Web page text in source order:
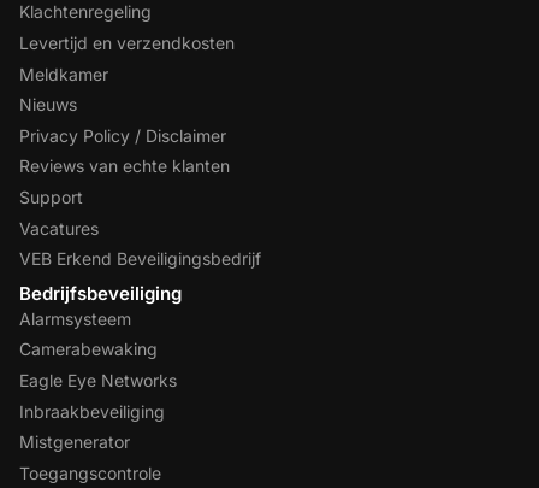
Klachtenregeling
Levertijd en verzendkosten
Meldkamer
Nieuws
Privacy Policy / Disclaimer
Reviews van echte klanten
Support
Vacatures
VEB Erkend Beveiligingsbedrijf
Bedrijfsbeveiliging
Alarmsysteem
Camerabewaking
Eagle Eye Networks
Inbraakbeveiliging
Mistgenerator
Toegangscontrole